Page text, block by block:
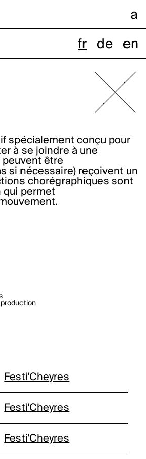
a
fr de en
spécialement conçu pour
à se joindre à une
peuvent être
si nécessaire) reçoivent un
chorégraphiques sont
qui permet
production
Festi'Cheyres
Festi'Cheyres
Festi'Cheyres